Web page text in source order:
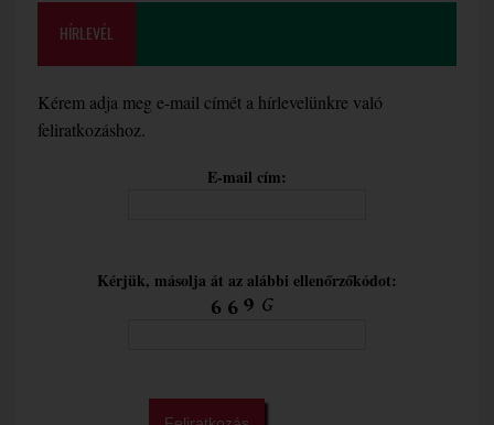
HÍRLEVÉL
Kérem adja meg e-mail címét a hírlevelünkre való
feliratkozáshoz.
E-mail cím:
Kérjük, másolja át az alábbi ellenőrzőkódot: